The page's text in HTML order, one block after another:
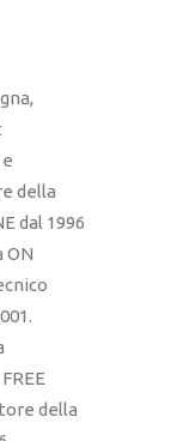
della
dal 1996
ON
della